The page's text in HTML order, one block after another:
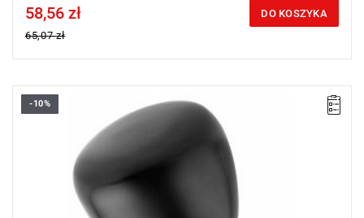
Price tax included
58,56 zł
65,07 zł
DO KOSZYKA
• Długość: 45 mm
• Średnica: 22 mm
• Do użycia z R.203DA
Typ gwarancji:
(Bezpłatna wymiana produktu bez ograniczenia
w czasie)
-10%